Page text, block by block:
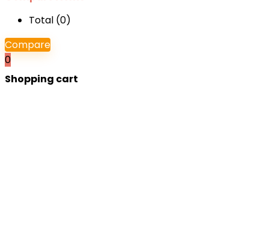
Total (0)
Compare
0
Shopping cart